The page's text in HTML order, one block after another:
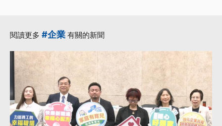
·育兒·更多...
閱讀更多 #企業 有關的新聞